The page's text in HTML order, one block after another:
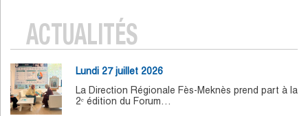
ACTUALITÉS
Lundi 27 juillet 2026
La Direction Régionale Fès-Meknès prend part à la
2ᵉ édition du Forum…